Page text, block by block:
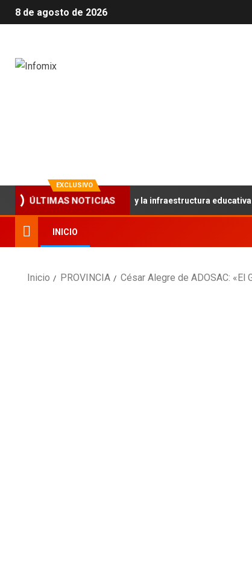
8 de agosto de 2026
EXCLUSIVO
ÚLTIMAS NOTICIAS
el trabajo articulado y la infraestructura educativa
INICIO
Inicio PROVINCIA César Alegre de ADOSAC: